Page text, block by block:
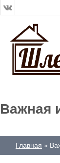
Важная
Главная